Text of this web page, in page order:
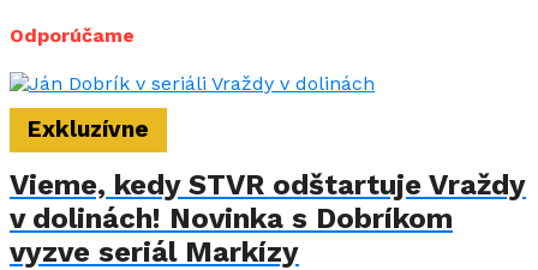
Odporúčame
Exkluzívne
Vieme, kedy STVR odštartuje Vraždy
v dolinách! Novinka s Dobríkom
vyzve seriál Markízy